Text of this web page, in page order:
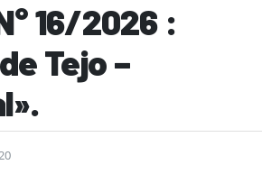
16/2026 :
Tejo –